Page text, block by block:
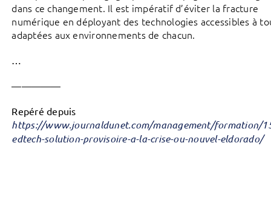
dans ce changement. Il est impératif d’éviter la fracture
numérique en déployant des technologies accessibles à
adaptées aux environnements de chacun.
—————
Repéré depuis
https://www.journaldunet.com/management/formation/
edtech-solution-provisoire-a-la-crise-ou-nouvel-eldorado/